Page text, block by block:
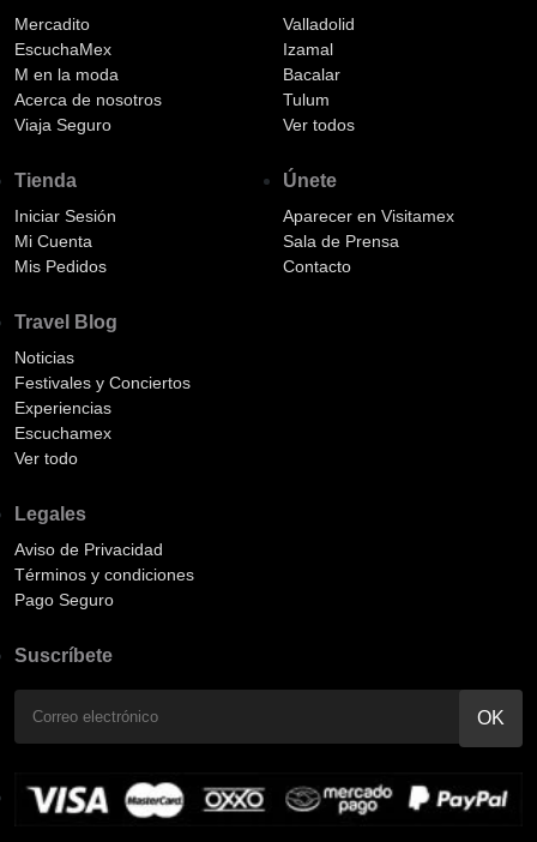
Mercadito
EscuchaMex
M en la moda
Acerca de nosotros
Viaja Seguro
Tienda
Iniciar Sesión
Mi Cuenta
Mis Pedidos
Valladolid
Izamal
Bacalar
Tulum
Ver todos
Únete
Aparecer en Visitamex
Sala de Prensa
Contacto
Travel Blog
Noticias
Festivales y Conciertos
Experiencias
Escuchamex
Ver todo
Legales
Aviso de Privacidad
Términos y condiciones
Pago Seguro
Suscríbete